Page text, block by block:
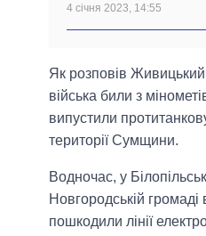
4 січня 2023, 14:55
Як розповів Живицький,
війська били з
випустили
території Сумщини.
Водночас, у
Новгородській громаді
пошкодили лінії